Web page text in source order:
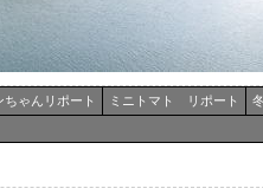
ちゃんリポート ミニトマト リポート